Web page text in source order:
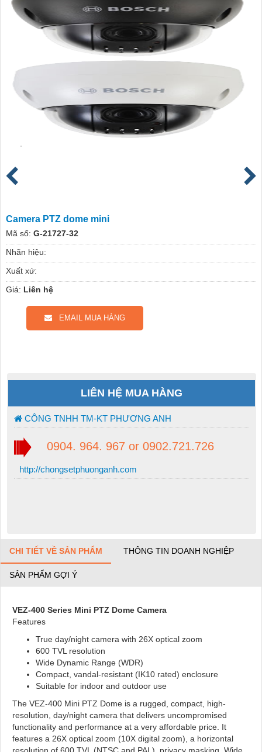
Camera PTZ dome mini
Mã số: G-21727-32
Nhãn hiệu:
Xuất xứ:
Giá: Liên hệ
EMAIL MUA HÀNG
LIÊN HỆ MUA HÀNG
CÔNG TNHH TM-KT PHƯƠNG ANH
0904. 964. 967 or 0902.721.726
http://chongsetphuonganh.com
CHI TIẾT VỀ SẢN PHẨM THÔNG TIN DOANH NGHIỆP
SẢN PHẨM GỢI Ý
VEZ-400 Series Mini PTZ Dome Camera
Features
True day/night camera with 26X optical zoom
600 TVL resolution
Wide Dynamic Range (WDR)
Compact, vandal-resistant (IK10 rated) enclosure
Suitable for indoor and outdoor use
The VEZ-400 Mini PTZ Dome is a rugged, compact, high-
resolution, day/night camera that delivers uncompromised
functionality and performance at a very affordable price. It
features a 26X optical zoom (10X digital zoom), a horizontal
resolution of 600 TVL (NTSC and PAL), privacy masking, Wide